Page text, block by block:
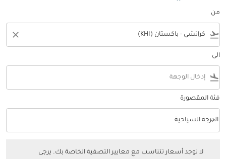
من
flight_takeoff
close
الى
flight_land
فئة المقصورة
فئة المقصورة option الدرجة السياحية Selected
الدرجة السياحية
keyboard_arrow_down
لا توجد أسعار تتناسب مع معايير التصفية الخاصة بك. يرجى